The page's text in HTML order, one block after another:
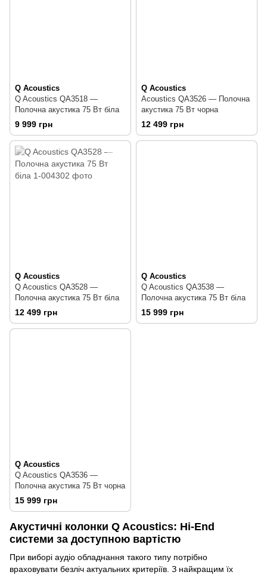
Q Acoustics
Q Acoustics QA3518 —
Полочна акустика 75 Вт біла
9 999 грн
Q Acoustics
Acoustics QA3526 — Полочна
акустика 75 Вт чорна
12 499 грн
Q Acoustics
Q Acoustics QA3528 —
Полочна акустика 75 Вт біла
12 499 грн
Q Acoustics
Q Acoustics QA3538 —
Полочна акустика 75 Вт біла
15 999 грн
Q Acoustics
Q Acoustics QA3536 —
Полочна акустика 75 Вт чорна
15 999 грн
Акустичні колонки Q Acoustics: Hi-End
системи за доступною вартістю
При виборі аудіо обладнання такого типу потрібно
враховувати безліч актуальних критеріїв. З найкращим їх